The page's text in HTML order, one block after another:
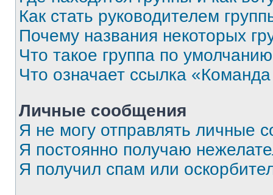
Как стать руководителем
Почему названия некоторых
Что такое группа по
Что означает ссылка
Личные сообщения
Я не могу отправлять личные
Я постоянно получаю
Я получил спам или